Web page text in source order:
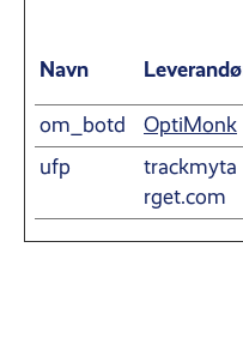
Navn Leverandør
om_botd OptiMonk
ufp
trackmyta
rget.com